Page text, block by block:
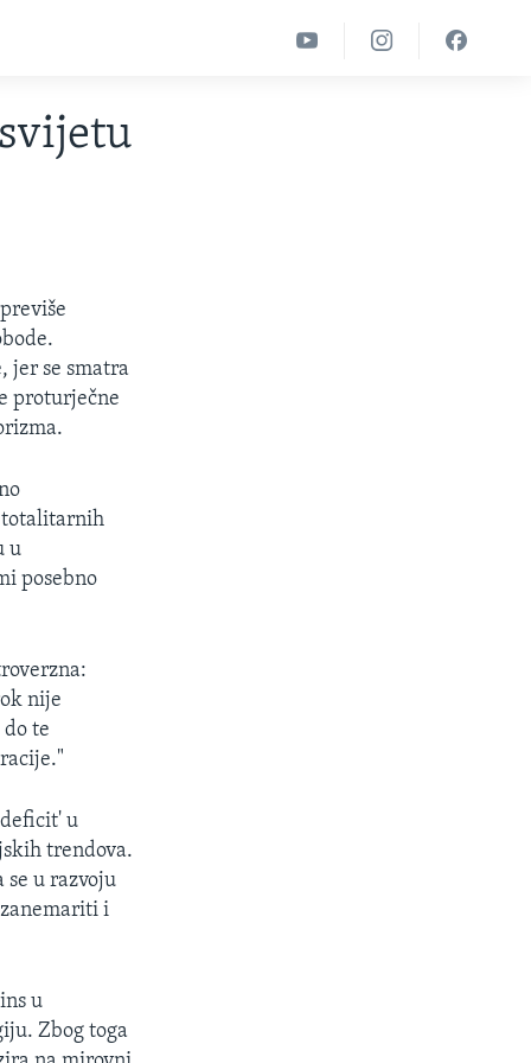
jer se smatra
proturječne
totalitarnih
u
posebno
nije
te
u
trendova.
u razvoju
i
u
Zbog toga